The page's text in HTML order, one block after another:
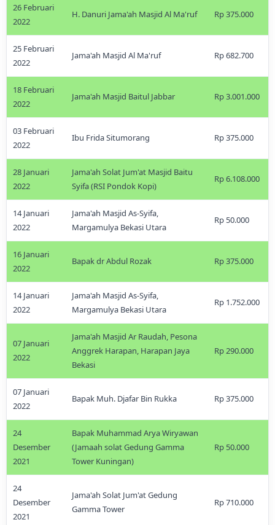
26 Februari
2022
H. Danuri Jama'ah Masjid Al Ma'ruf Rp 375.000
25 Februari
2022
Jama'ah Masjid Al Ma'ruf Rp 682.700
18 Februari
2022
Jama'ah Masjid Baitul Jabbar Rp 3.001.000
03 Februari
2022
Ibu Frida Situmorang Rp 375.000
28 Januari
2022
Jama'ah Solat Jum'at Masjid Baitu
Syifa (RSI Pondok Kopi)
Rp 6.108.000
14 Januari
2022
Jama'ah Masjid As-Syifa,
Margamulya Bekasi Utara
Rp 50.000
16 Januari
2022
Bapak dr Abdul Rozak Rp 375.000
14 Januari
2022
Jama'ah Masjid As-Syifa,
Margamulya Bekasi Utara
Rp 1.752.000
07 Januari
2022
Jama'ah Masjid Ar Raudah, Pesona
Anggrek Harapan, Harapan Jaya
Bekasi
Rp 290.000
07 Januari
2022
Bapak Muh. Djafar Bin Rukka Rp 375.000
24
Desember
2021
Bapak Muhammad Arya Wiryawan
(Jamaah solat Gedung Gamma
Tower Kuningan)
Rp 50.000
24
Desember
2021
Jama'ah Solat Jum'at Gedung
Gamma Tower
Rp 710.000